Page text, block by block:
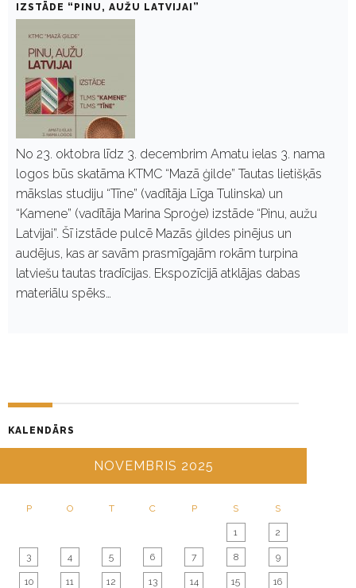
IZSTĀDE “PINU, AUŽU LATVIJAI”
No 23. oktobra līdz 3. decembrim Amatu ielas 3. nama
logos būs skatāma KTMC “Mazā ģilde” Tautas lietišķās
mākslas studiju “Tīne” (vadītāja Līga Tulinska) un
“Kamene” (vadītāja Marina Sproģe) izstāde “Pinu, aužu
Latvijai”. Šī izstāde pulcē Mazās ģildes pinējus un
audējus, kas ar savām prasmīgajām rokām turpina
latviešu tautas tradīcijas. Ekspozīcijā atklājas dabas
materiālu spēks…
KALENDĀRS
NOVEMBRIS 2025
P O T C P S S
1 2
3 4 5 6 7 8 9
10 11 12 13 14 15 16